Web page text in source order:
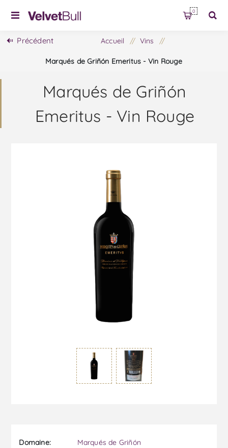
0
Précédent Accueil / Vins /
Marqués de Griñón Emeritus - Vin Rouge
Marqués de Griñón
Emeritus - Vin Rouge
Domaine:
Marqués de Griñón